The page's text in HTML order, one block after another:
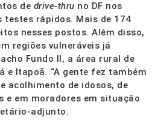
de drive-thru no DF nos
testes rápidos. Mais de 174
nesses postos. Além disso,
regiões vulneráveis já
Fundo II, a área rural de
e Itapoã. “A gente fez também
acolhimento de idosos, de
e em moradores em situação
adjunto.